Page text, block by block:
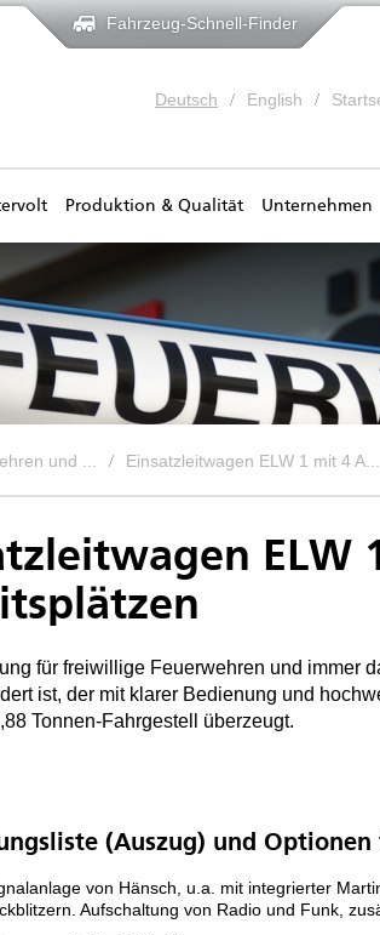
Fahrzeug-Schnell-Finder
Deutsch English
Produktion & Qualität Unternehmen
und ... Einsatzleitwagen ELW 1 mit 4 A...
ELW
für freiwillige Feuerwehren und immer
ist, der mit klarer Bedienung und
Tonnen-Fahrgestell überzeugt.
(Auszug) und Optionen
von Hänsch, u.a. mit integrierter
Aufschaltung von Radio und Funk,